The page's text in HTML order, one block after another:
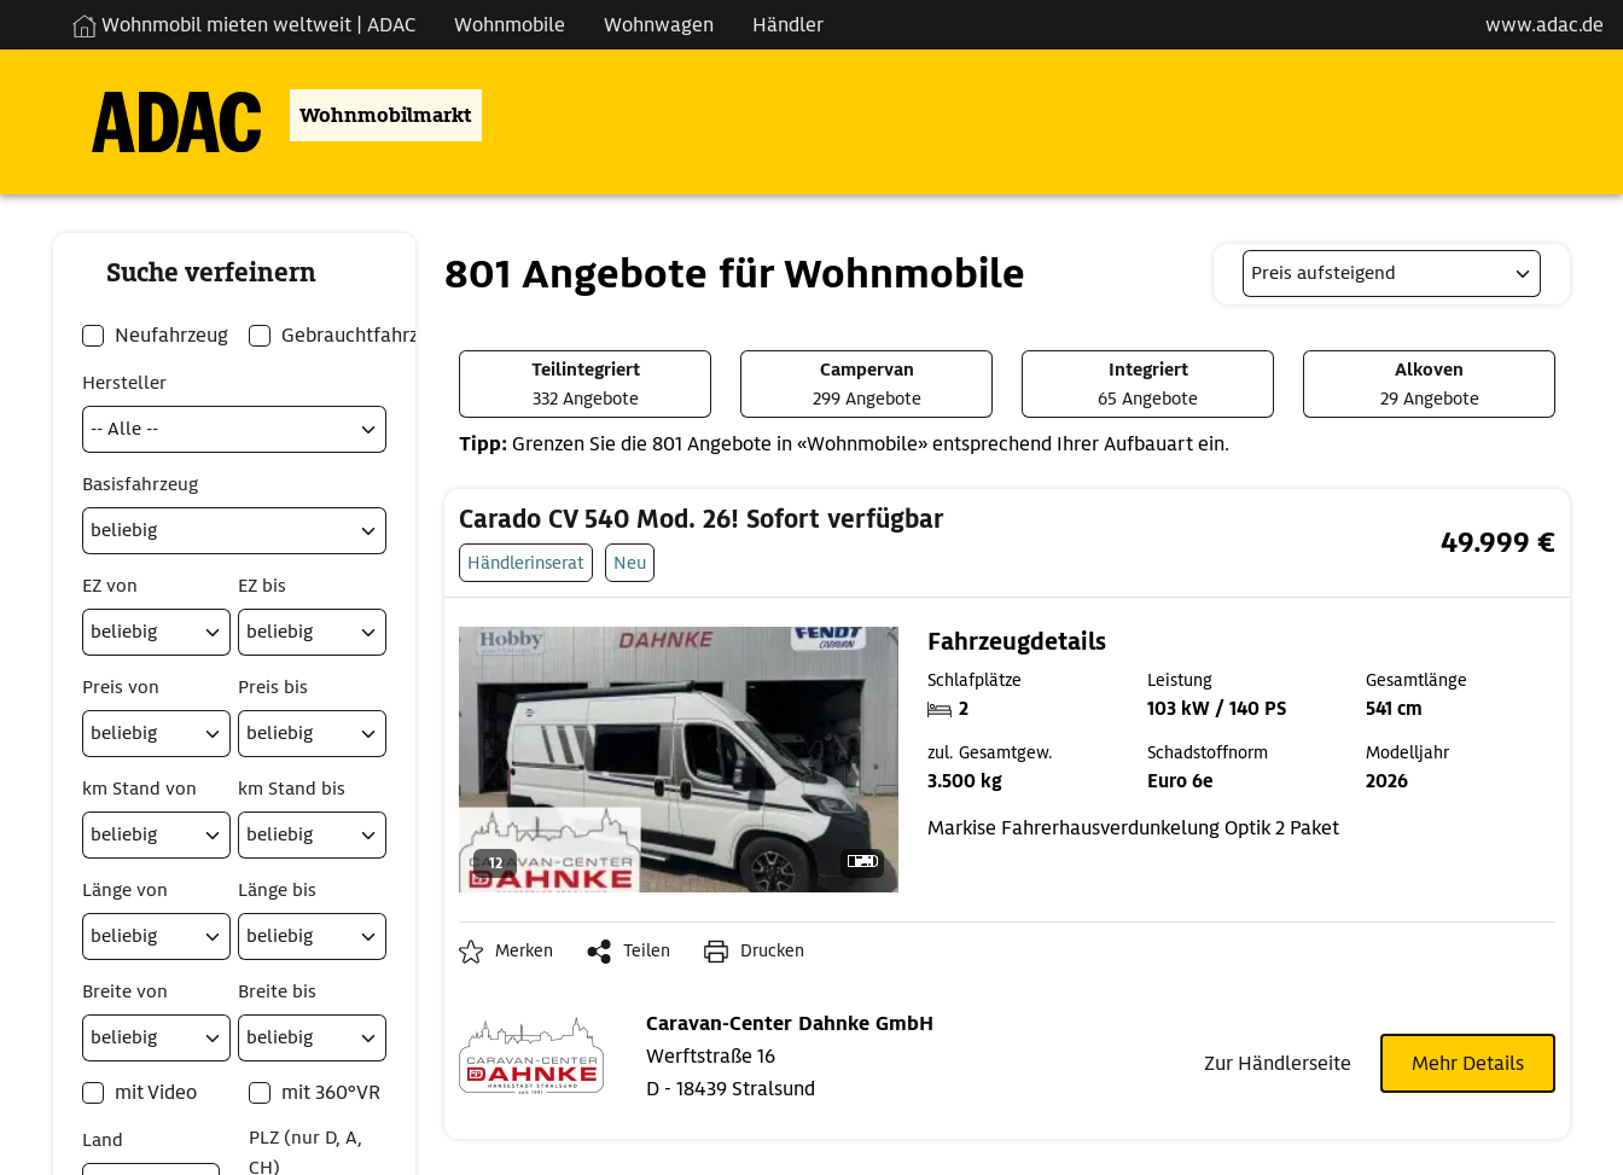
Wohnmobil mieten weltweit | ADAC Wohnmobile Wohnwagen Händler www.adac.de
Wohnmobilmarkt
801 Angebote für Wohnmobile
Teilintegriert
332 Angebote
Campervan
299 Angebote
Integriert
65 Angebote
Alkoven
29 Angebote
Tipp: Grenzen Sie die 801 Angebote in «Wohnmobile» entsprechend Ihrer Aufbauart ein.
Carado CV 540 Mod. 26! Sofort verfügbar
Händlerinserat Neu
49.999 €
12
Fahrzeugdetails
Schlafplätze
2
Leistung
103 kW / 140 PS
Gesamtlänge
541 cm
zul. Gesamtgew.
3.500 kg
Schadstoffnorm
Euro 6e
Modelljahr
2026
Markise Fahrerhausverdunkelung Optik 2 Paket
Merken Teilen Drucken
Caravan-Center Dahnke GmbH
Werftstraße 16
D - 18439 Stralsund
Zur Händlerseite Mehr Details
Suche verfeinern
Neufahrzeug Gebrauchtfahrzeug
Hersteller
Basisfahrzeug
EZ von EZ bis
Preis von Preis bis
km Stand von km Stand bis
Länge von Länge bis
Breite von Breite bis
mit Video mit 360°VR
Land
PLZ (nur D, A,
CH)